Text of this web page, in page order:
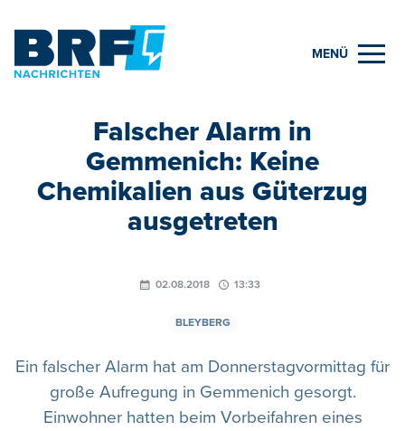
MENÜ
Falscher Alarm in
Gemmenich: Keine
Chemikalien aus Güterzug
ausgetreten
02.08.2018 13:33
BLEYBERG
Ein falscher Alarm hat am Donnerstagvormittag für
große Aufregung in Gemmenich gesorgt.
Einwohner hatten beim Vorbeifahren eines